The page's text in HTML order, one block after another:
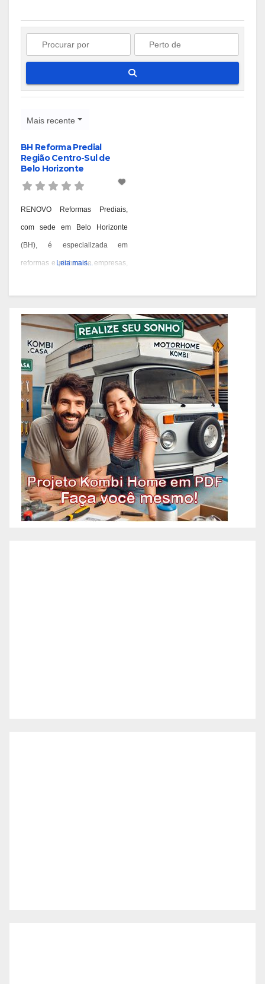
Mais recente
BH Reforma Predial
Região Centro-Sul de
Belo Horizonte
RENOVO Reformas Prediais,
com sede em Belo Horizonte
(BH), é especializada em
reformas e pintura de empresas,
experiência desde 1978 e são
conhecidos por seus serviços de
qualidade em BH. Você pode
contatá-los pelos telefones 31
3473-2000, 3357-1961 ou
98687-2000 se você está
pensando em reformar ou pintar
a fachada da sua empresa,
condomínio ou
Leia mais...